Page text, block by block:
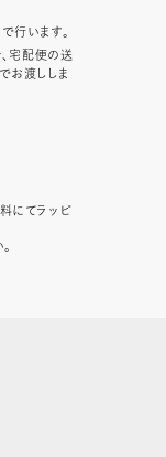
行います。
宅配便の送
お渡ししま
にてラッピ